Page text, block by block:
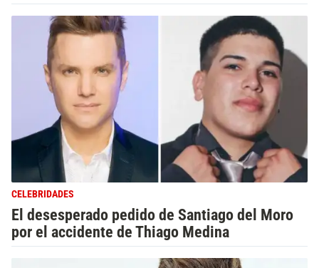
CELEBRIDADES
El desesperado pedido de Santiago del Moro
por el accidente de Thiago Medina